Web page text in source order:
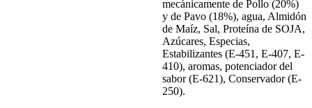
mecánicamente de Pollo (20%)
y de Pavo (18%), agua, Almidón
de Maíz, Sal, Proteína de SOJA,
Azúcares, Especias,
Estabilizantes (E-451, E-407, E-
410), aromas, potenciador del
sabor (E-621), Conservador (E-
250).